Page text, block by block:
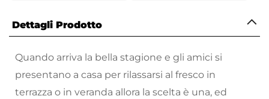
Dettagli Prodotto
Quando arriva la bella stagione e gli amici si
presentano a casa per rilassarsi al fresco in
terrazza o in veranda allora la scelta è una, ed